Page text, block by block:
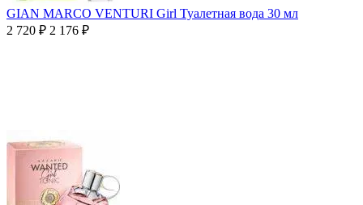
GIAN MARCO VENTURI Girl Туалетная вода 30 мл
2 720 ₽ 2 176 ₽